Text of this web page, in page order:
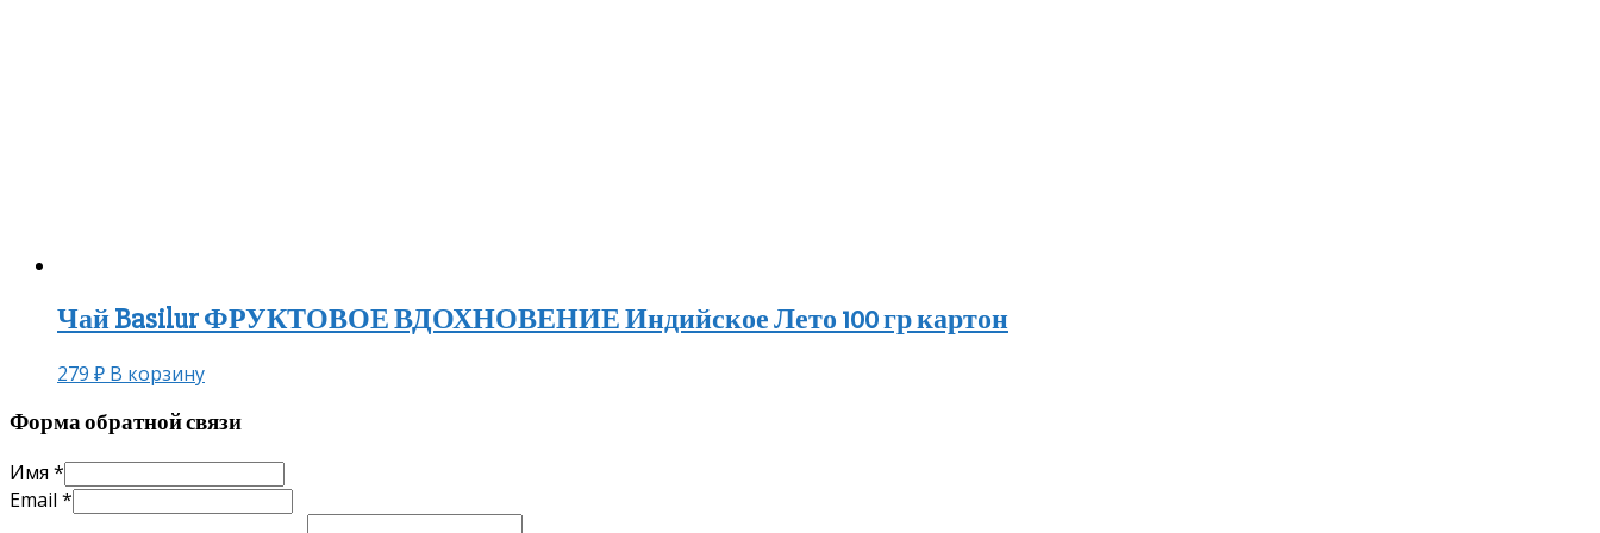
Чай Basilur ФРУКТОВОЕ ВДОХНОВЕНИЕ Индийское Лето 100 гр картон
279 ₽ В корзину
Форма обратной связи
Имя *
Email *